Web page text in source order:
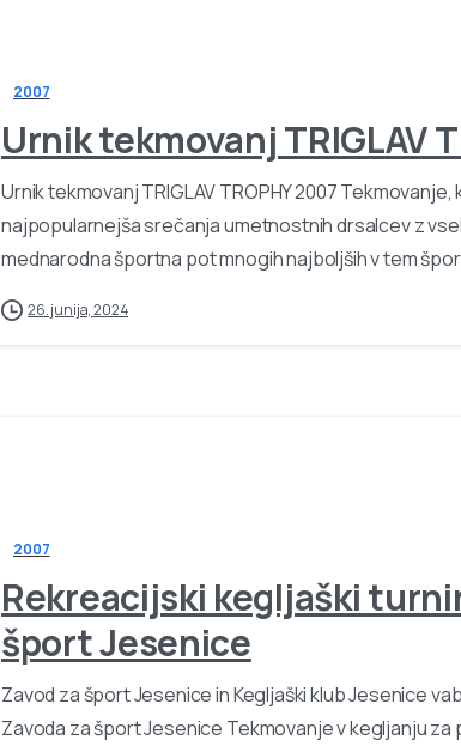
2007
Urnik tekmovanj TRIGLAV
Urnik tekmovanj TRIGLAV TROPHY 2007
najpopularnejša srečanja umetnostnih drsalcev z
mednarodna športna pot mnogih najboljših v tem
26. junija, 2024
2007
Rekreacijski kegljaški
šport Jesenice
Zavod za šport Jesenice in Kegljaški klub Jesenice
Zavoda za šport Jesenice Tekmovanje v kegljanju